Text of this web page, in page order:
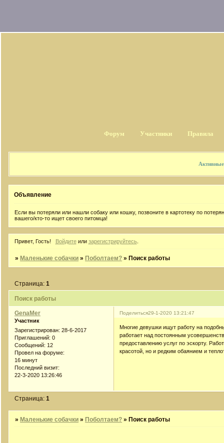
Форум Участники Правила
Объявление
Если вы потеряли или нашли собаку или кошку, позвоните в картотеку по
вашего/кто-то ищет своего питомца!
Привет, Гость! Войдитеили зарегистрируйтесь
» Маленькие собачки » Поболтаем? » Поиск работы
Поиск работы
Страница:1
Поделиться29-1-2020 13:21:47
GenaMer
Участник
Зарегистрирован: 28-6-2017
Приглашений: 0
Сообщений: 12
Провел на форуме:
16 минут
Последний визит:
22-3-2020 13:26:46
Многие девушки ищут работу на
работает над постоянным
предоставлению услуг по эскорту.
красотой, но и редким обаянием и
Страница:1
» Маленькие собачки » Поболтаем? »Поиск работы